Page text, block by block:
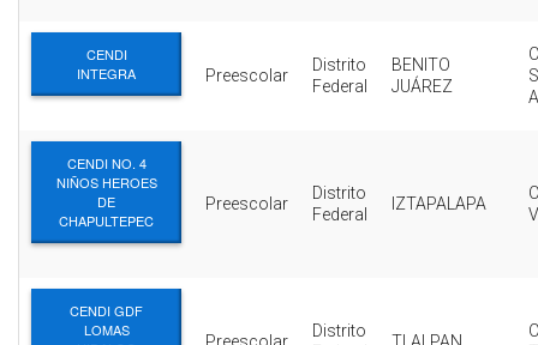
CENDI
INTEGRA
Preescolar
Distrito
Federal
BENITO
JUÁREZ
CENDI NO. 4
NIÑOS HEROES
DE
CHAPULTEPEC
Preescolar
Distrito
Federal
IZTAPALAPA
CENDI GDF
LOMAS
Distrito